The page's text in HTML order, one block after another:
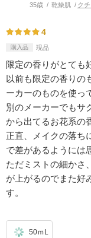
35歳 乾燥肌 ク
4
購入品 現品
限定の香りがとても
以前も限定の香りの
ーカーのものを使っ
別のメーカーでもサ
から出てるお花系の
正直、メイクの落ち
で差があるようには
ただミストの細かさ
が上がるのでまた好
す。
50ｍL